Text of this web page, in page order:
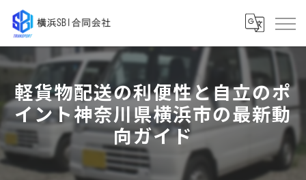
軽貨物配送の利便性と自立のポ
イント神奈川県横浜市の最新動
向ガイド